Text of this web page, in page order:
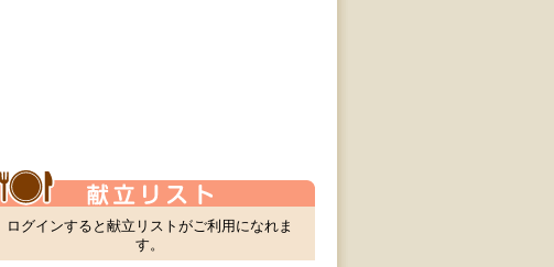
ログインすると献立リストがご利用になれま
す。